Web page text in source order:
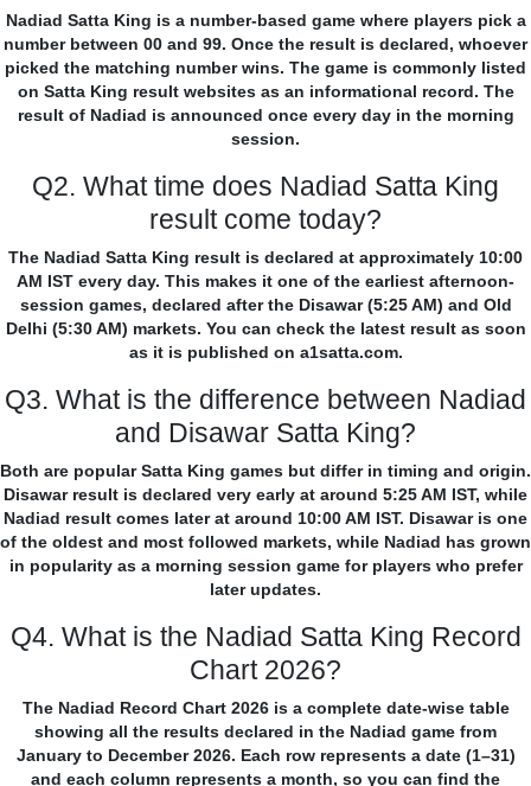
Nadiad Satta King is a number-based game where players pick a
number between 00 and 99. Once the result is declared, whoever
picked the matching number wins. The game is commonly listed
on Satta King result websites as an informational record. The
result of Nadiad is announced once every day in the morning
session.
Q2. What time does Nadiad Satta King
result come today?
The Nadiad Satta King result is declared at approximately 10:00
AM IST every day. This makes it one of the earliest afternoon-
session games, declared after the Disawar (5:25 AM) and Old
Delhi (5:30 AM) markets. You can check the latest result as soon
as it is published on a1satta.com.
Q3. What is the difference between Nadiad
and Disawar Satta King?
Both are popular Satta King games but differ in timing and origin.
Disawar result is declared very early at around 5:25 AM IST, while
Nadiad result comes later at around 10:00 AM IST. Disawar is one
of the oldest and most followed markets, while Nadiad has grown
in popularity as a morning session game for players who prefer
later updates.
Q4. What is the Nadiad Satta King Record
Chart 2026?
The Nadiad Record Chart 2026 is a complete date-wise table
showing all the results declared in the Nadiad game from
January to December 2026. Each row represents a date (1–31)
and each column represents a month, so you can find the